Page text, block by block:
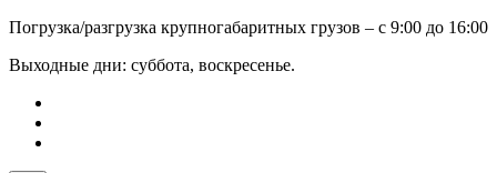
Погрузка/разгрузка крупногабаритных грузов – с 9:00 до 16:00
Выходные дни: суббота, воскресенье.